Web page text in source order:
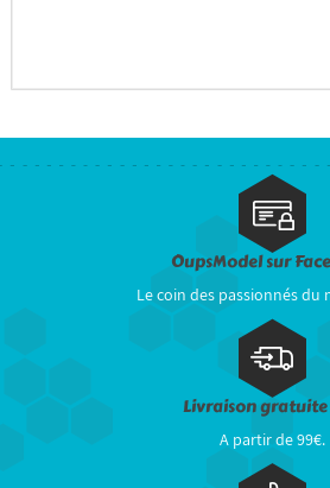
OupsModel sur
Le coin des passionnés du
Livraison gratuite
A partir de 99€.